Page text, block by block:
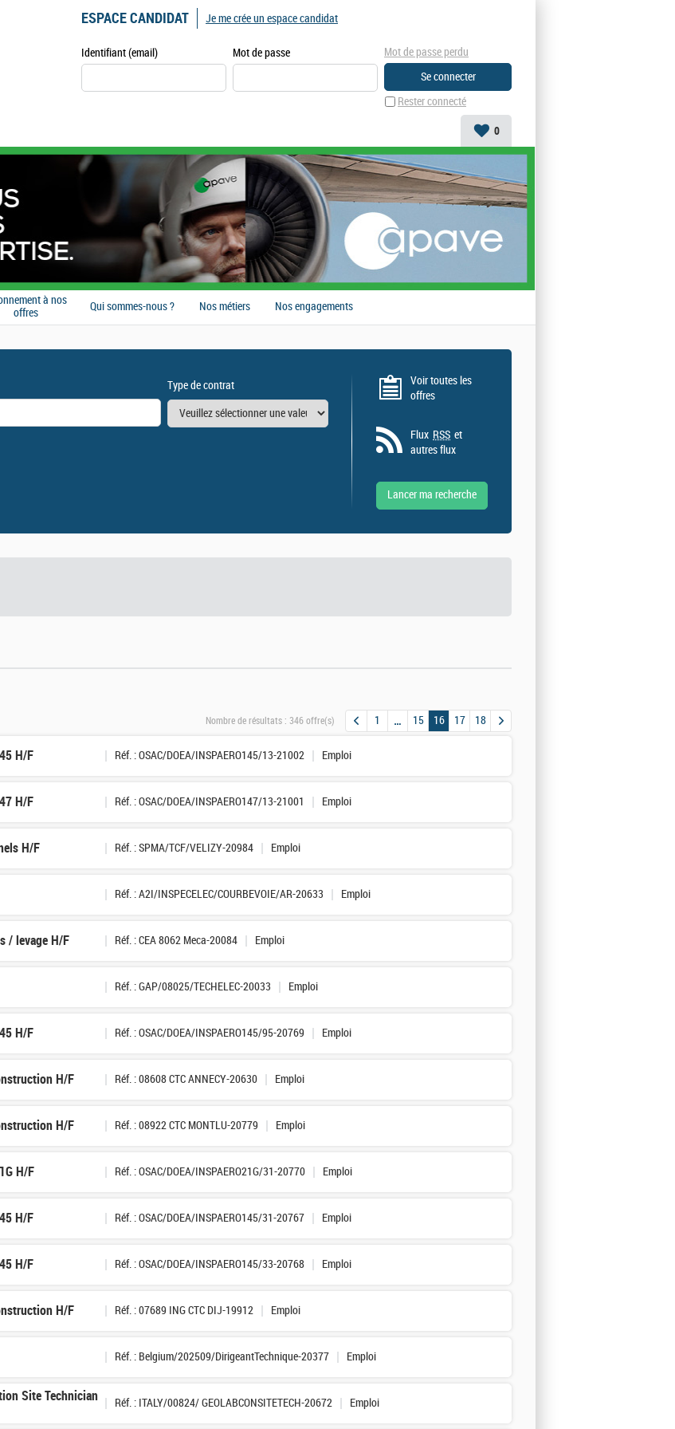
ESPACE CANDIDAT
Identifiant (email) Mot de passe
Rester connecté
Mot de passe perdu
Je me crée un espace candidat
0
à nos
offres
Qui sommes-nous ? Nos métiers Nos engagements
Type de contrat
Voir toutes les
offres
Flux RSS et
autres flux
Nombre de résultats : 346 offre(s) 1 15 16 17 18
H/F Réf. : OSAC/DOEA/INSPAERO145/13-21002 Emploi
H/F Réf. : OSAC/DOEA/INSPAERO147/13-21001 Emploi
H/F Réf. : SPMA/TCF/VELIZY-20984 Emploi
Réf. : A2I/INSPECELEC/COURBEVOIE/AR-20633 Emploi
/ levage H/F Réf. : CEA 8062 Meca-20084 Emploi
Réf. : GAP/08025/TECHELEC-20033 Emploi
H/F Réf. : OSAC/DOEA/INSPAERO145/95-20769 Emploi
H/F Réf. : 08608 CTC ANNECY-20630 Emploi
H/F Réf. : 08922 CTC MONTLU-20779 Emploi
H/F Réf. : OSAC/DOEA/INSPAERO21G/31-20770 Emploi
H/F Réf. : OSAC/DOEA/INSPAERO145/31-20767 Emploi
H/F Réf. : OSAC/DOEA/INSPAERO145/33-20768 Emploi
H/F Réf. : 07689 ING CTC DIJ-19912 Emploi
Réf. : Belgium/202509/DirigeantTechnique-20377 Emploi
Site Technician
Réf. : ITALY/00824/ GEOLABCONSITETECH-20672 Emploi